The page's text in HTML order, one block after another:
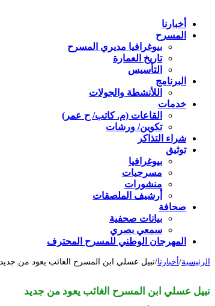
أخبارنا
المسرح
بيوغرافيا مديري المسرح
تاريخ العمارة
التأسيس
البرنامج
اللأنشطة والجولات
خدمات
القاعات (م. كاتب/ ح عمر)
تكوين/ ورشات
شراء التذاكر
توثيق
بيوغرافيا
مسرحيات
منشورات
أرشيف الملصقات
صحافة
بيانات صحفية
سمعي بصري
المهرجان الوطني للمسرح المحترف
الرئيسية/ أخبارنا/نبيل عسلي ابن المسرح الغائب يعود من جديد
نبيل عسلي ابن المسرح الغائب يعود من جديد